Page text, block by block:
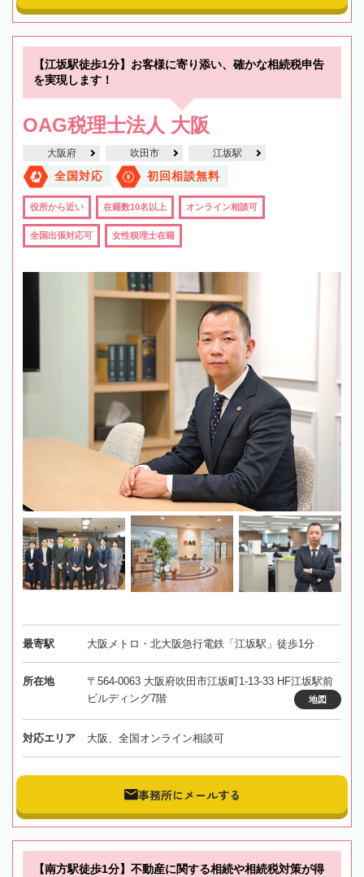
【江坂駅徒歩1分】お客様に寄り添い、確かな相続税申告
を実現します！
OAG税理士法人 大阪
大阪府 吹田市 江坂駅
全国対応 初回相談無料
役所から近い 在籍数10名以上 オンライン相談可
全国出張対応可 女性税理士在籍
最寄駅 大阪メトロ・北大阪急行電鉄「江坂駅」徒歩1分
所在地
〒564-0063 大阪府吹田市江坂町1-13-33 HF江坂駅前
ビルディング7階
地図
対応エリア 大阪、全国オンライン相談可
事務所にメールする
【南方駅徒歩1分】不動産に関する相続や相続税対策が得